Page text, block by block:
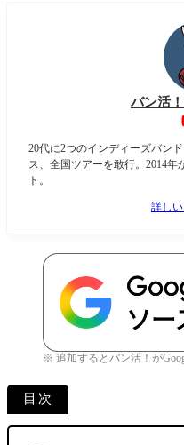
バン活
20代に2つのインディーズバン
ス、全国ツアーを敢行。2014
ト。
詳し
※ 追加するとバン活！が
目次